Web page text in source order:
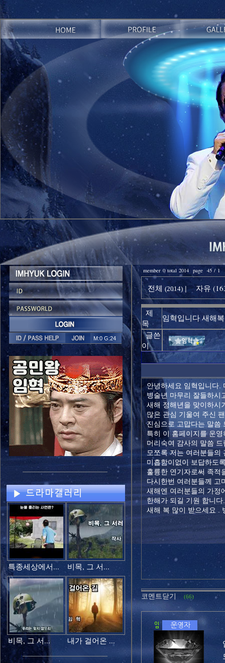
M:0 G:24
특종세상에서... 비목, 그 서...
비목, 그 서... 내가 걸어온 ...
member 0 total 2014 page 45 / 1
전체 (2014) | 자유
제
목
임혁입니다 새해
글쓴
이
안녕하세요 임혁입니다.
병술년 마무리 잘들하시
새해 정해년을 맞이하시
많은 관심 기울여 주신
진심으로 고맙다는 말씀
특히 이 홈페이지를 운
머리숙여 감사의 말씀 드
모쪼록 저는 여러분들의
미흡함이없이 보답하도
훌륭한 연기자로써 족적
다시한번 여러분들께 고
새해엔 여러분들의 가정
한해가 되길 기원 합니
새해 복 많이 받으세요 .
코멘트닫기 (66)